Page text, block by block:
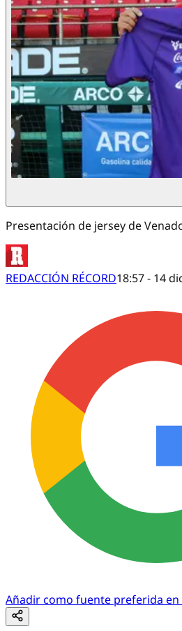
Presentación de jersey de
REDACCIÓN RÉCORD18:57 - 14
Añadir como fuente preferida en